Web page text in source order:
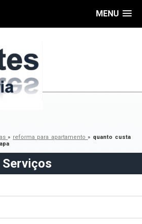
MENU
» reforma para apartamento» quanto custa
Serviços